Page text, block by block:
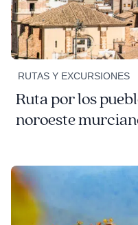
RUTAS Y EXCURSIONES
Ruta por los
noroeste